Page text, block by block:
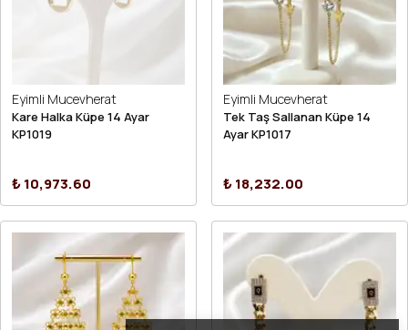
Eyimli Mucevherat
Kare Halka Küpe 14 Ayar
KP1019
₺ 10,973.60
Eyimli Mucevherat
Tek Taş Sallanan Küpe 14
Ayar KP1017
₺ 18,232.00